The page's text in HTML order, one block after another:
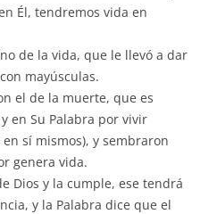
Él, tendremos vida en
de la vida, que le llevó a dar
mayúsculas.
el de la muerte, que es
en Su Palabra por vivir
sí mismos), y sembraron
genera vida.
Dios y la cumple, ese tendrá
y la Palabra dice que el